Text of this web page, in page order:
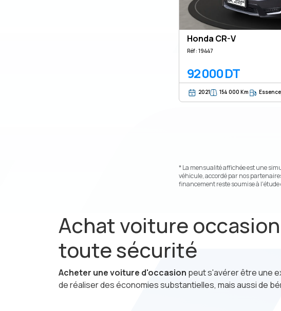
Honda CR-V
Réf : 19447
92 000 DT
2021 154 000 Km Essence
* La mensualité affichée est une
véhicule, accordé par nos
financement reste soumise à
Achat voiture
toute sécurité
Acheter une voiture d'occasion peut s'avérer être une
de réaliser des économies substantielles, mais aussi de